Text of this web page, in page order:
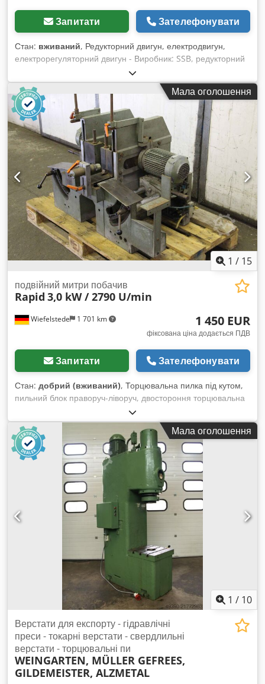
Запитати Зателефонувати
Стан: вживаний, Редукторний двигун, електродвигун,
електрорегуляторний двигун - Виробник: SSB, редукторний
двигун з автомату розпилу, свердління та фрезерування
Rapid DGL / BFA - Тип: DSG-012/20-0410.208.40 - K1 - B5 -
Редуктор: Тип 012 i = 6,98 - Обороти: 380/40 об/хв -
Потужність: 0,75 кВт - Конструктивне виконання: B14 - Круг
розташування отворів: Ø 100 мм (Ø10 мм) - Вал: Ø 20 x 40
мм - Ступінь захисту: IP 44 - Гальмо: 24 В 1,3 А Dkjdpogzwx
Tefx Aagjr - Розміри: 515/230/В170 мм - Вага: 22 кг
Мала оголошення
1 / 15
Wiefelstede 1 701 km
подвійний митри побачив
Rapid 3,0 kW / 2790 U/min
1 450 EUR
фіксована ціна додається ПДВ
Запитати Зателефонувати
Стан: добрий (вживаний), Торцювальна пилка під кутом,
пильний блок праворуч-ліворуч, двостороння торцювальна
пилка, пилка для обрізки та кутового різу, двосторонній
профілювальний верстат - Двостороння торцювальна
пилка: пильний блок праворуч і ліворуч із пильного/
свердлильно-фрезерного автомата Rapid DGL / BFA -
Двигун: Himmel 3,0 кВт / 2790 об/хв Dedpfxogzc Iys Aagjkr -
Пильний блок: поворотний на 45° - Діаметр пильного диску:
Ø 410 мм - Ціна/відвантаження: укомплектовано - Габаритні
розміри: 1060/760/В680 мм - Загальна вага: 240 кг
Мала оголошення
1 / 10
Верстати для експорту - гідравлічні
преси - токарні верстати - свердлильні
верстати - торцювальні пи
WEINGARTEN, MÜLLER GEFREES,
GILDEMEISTER, ALZMETAL